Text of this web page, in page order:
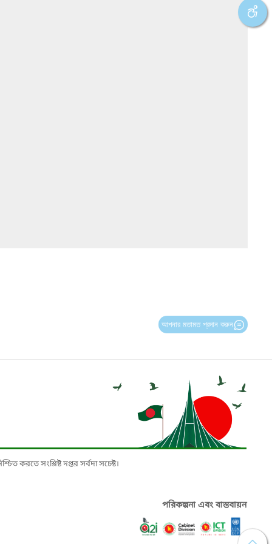
আপনার মতামত প্রদান করুন
করতে সংশ্লিষ্ট দপ্তর সর্বদা সচেষ্ট।
পরিকল্পনা এবং বাস্তবায়ন